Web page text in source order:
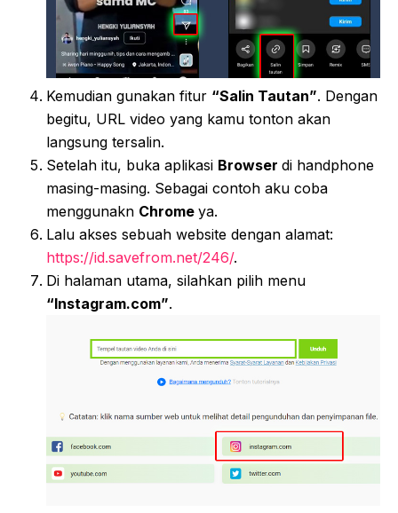
Kemudian gunakan fitur “Salin Tautan”. Dengan
begitu, URL video yang kamu tonton akan
langsung tersalin.
Setelah itu, buka aplikasi Browser di handphone
masing-masing. Sebagai contoh aku coba
menggunakn Chrome ya.
Lalu akses sebuah website dengan alamat:
https://id.savefrom.net/246/.
Di halaman utama, silahkan pilih menu
“Instagram.com”.